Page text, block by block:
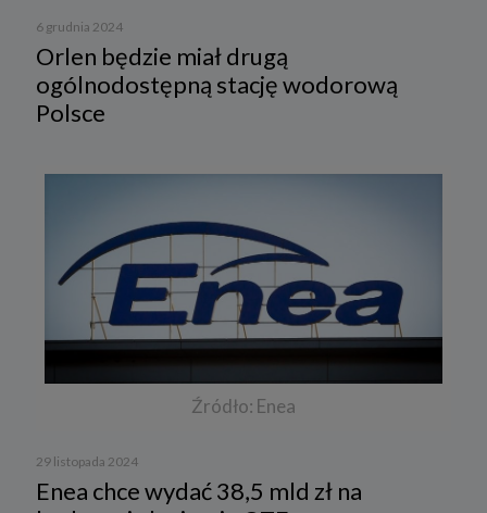
6 grudnia 2024
Orlen będzie miał drugą
ogólnodostępną stację wodorową
Polsce
Źródło: Enea
29 listopada 2024
Enea chce wydać 38,5 mld zł na